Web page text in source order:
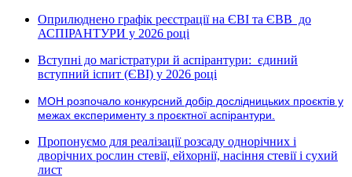
Оприлюднено графік реєстрації на ЄВІ та ЄВВ до
АСПІРАНТУРИ у 2026 році
Вступні до магістратури й аспірантури: єдиний
вступний іспит (ЄВІ) у 2026 році
МОН розпочало конкурсний добір дослідницьких проєктів у
межах експерименту з проєктної аспірантури.
Пропонуємо для реалізації розсаду однорічних і
дворічних рослин стевії, ейхорнії, насіння стевії і сухий
лист